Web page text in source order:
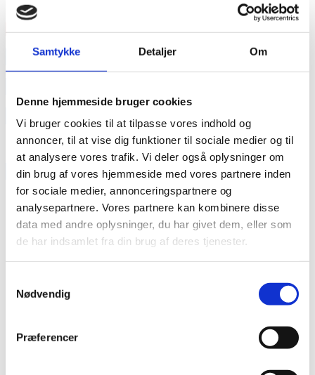
Samtykke Detaljer Om
Denne hjemmeside bruger cookies
Vi bruger cookies til at tilpasse vores indhold og
annoncer, til at vise dig funktioner til sociale medier og til
at analysere vores trafik. Vi deler også oplysninger om
din brug af vores hjemmeside med vores partnere inden
for sociale medier, annonceringspartnere og
analysepartnere. Vores partnere kan kombinere disse
data med andre oplysninger, du har givet dem, eller som
de har indsamlet fra din brug af deres tjenester.
Nødvendig
Præferencer
LGBT+ personer og ligesindede
annonce
Like us
RAINBOW BUSINESS DENMARK